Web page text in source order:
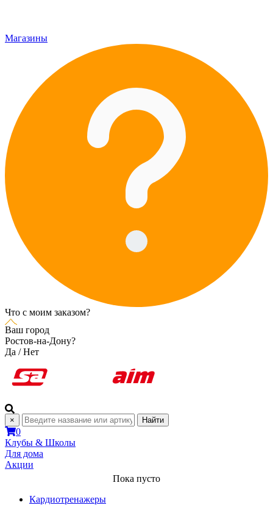
Магазины
Что с моим заказом?
Ваш город
Ростов-на-Дону?
Да /Нет
× Найти
0
Клубы & Школы
Для дома
Акции
Пока пусто
Кардиотренажеры